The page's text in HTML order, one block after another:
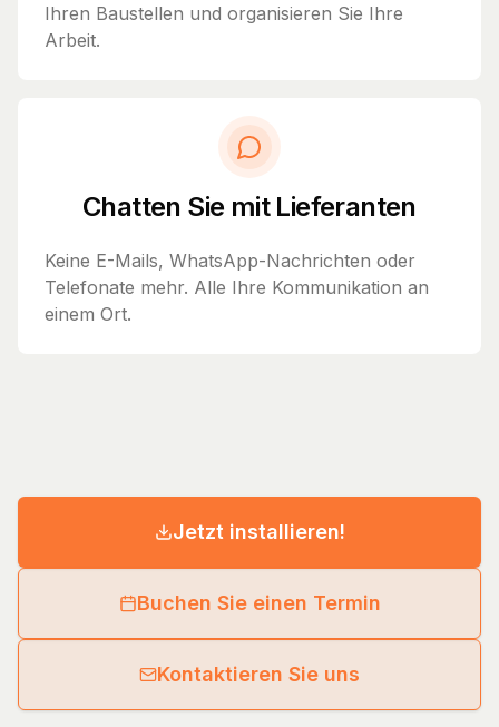
Ihren Baustellen und organisieren Sie Ihre
Arbeit.
Chatten Sie mit Lieferanten
Keine E-Mails, WhatsApp-Nachrichten oder
Telefonate mehr. Alle Ihre Kommunikation an
einem Ort.
Jetzt installieren!
Buchen Sie einen Termin
Kontaktieren Sie uns